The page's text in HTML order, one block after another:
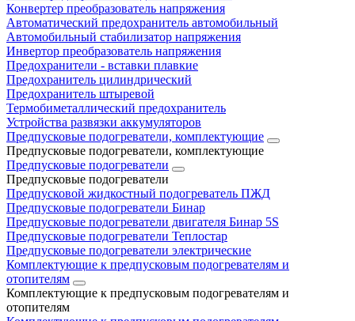
Конвертер преобразователь напряжения
Автоматический предохранитель автомобильный
Автомобильный стабилизатор напряжения
Инвертор преобразователь напряжения
Предохранители - вставки плавкие
Предохранитель цилиндрический
Предохранитель штыревой
Термобиметаллический предохранитель
Устройства развязки аккумуляторов
Предпусковые подогреватели, комплектующие
Предпусковые подогреватели, комплектующие
Предпусковые подогреватели
Предпусковые подогреватели
Предпусковой жидкостный подогреватель ПЖД
Предпусковые подогреватели Бинар
Предпусковые подогреватели двигателя Бинар 5S
Предпусковые подогреватели Теплостар
Предпусковые подогреватели электрические
Комплектующие к предпусковым подогревателям и
отопителям
Комплектующие к предпусковым подогревателям и
отопителям